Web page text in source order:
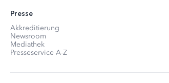
Presse
Akkreditierung
Newsroom
Mediathek
Presseservice A-Z